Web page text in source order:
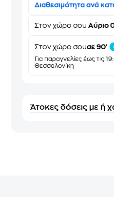
Διαθεσιμότητα ανά
Στονχώρο σου Αύριο
Στον χώρο σουσε 90'
Για παραγγελίες έως τις
Θεσσαλονίκη
Άτοκες δόσεις με ή